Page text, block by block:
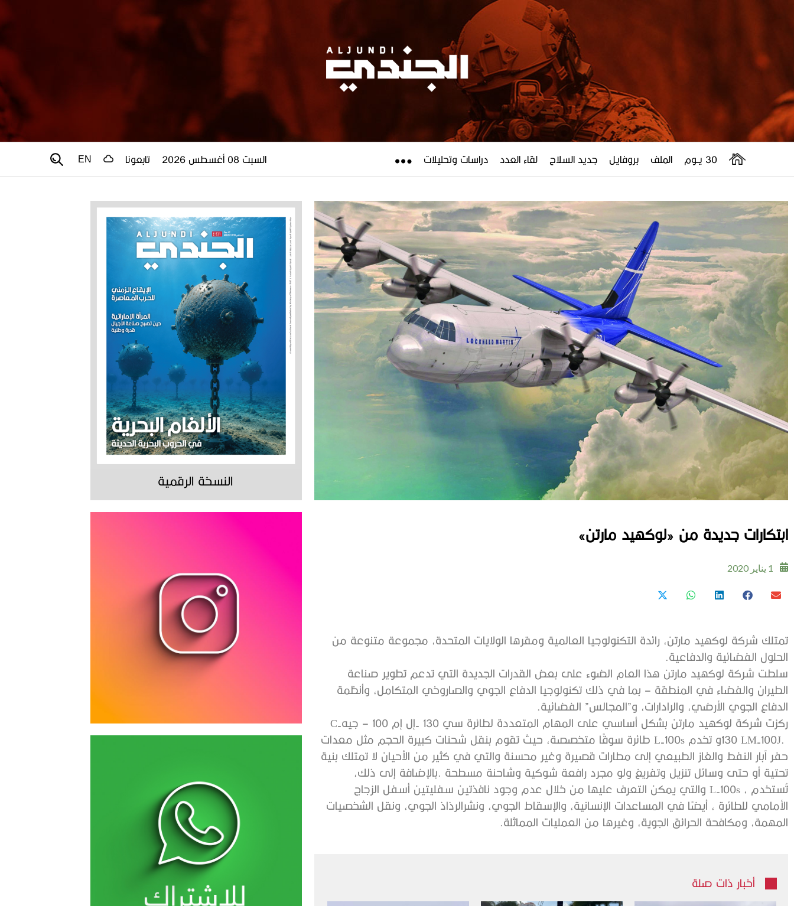
30 يــوم الملف بروفايل جديد السلاح لقاء العدد دراسات وتحليلات السبت 08 أغسطس 2026 تابعونا EN
ابتكارات‭ ‬جديدة‭ ‬من ‮«‬لوكهيد‭ ‬مارتن‮»‬
1 يناير 2020
‬الحلول‭ ‬الفضائية‭ ‬والدفاعية‭.‬
‬الدفاع‭ ‬الجوي‭ ‬الأرضي،‭ ‬والرادارات،‭ ‬و”المجالس”‭ ‬الفضائية‭.‬
ركزت‭ ‬شركة‭ ‬لوكهيد‭ ‬مارتن‭ ‬بشكل‭ ‬أساسي‭ ‬على‭ ‬المهام‭ ‬المتعددة‭ ‬لطائرة‭ ‬سي‭- ‬130‭ ‬إل‭ ‬إم‭ – ‬100‭ ‬جيه‭ ‬C-
‬المهمة،‭ ‬ومكافحة‭ ‬الحرائق‭ ‬الجوية،‭ ‬وغيرها‭ ‬من‭ ‬العمليات‭ ‬المماثلة‭.‬
أخبار ذات صلة
النسخة الرقمية